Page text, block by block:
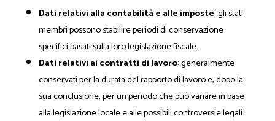
Dati relativi alla contabilità e alle imposte: gli stati
membri possono stabilire periodi di conservazione
specifici basati sulla loro legislazione fiscale.
Dati relativi ai contratti di lavoro: generalmente
conservati per la durata del rapporto di lavoro e, dopo la
sua conclusione, per un periodo che può variare in base
alla legislazione locale e alle possibili controversie legali.